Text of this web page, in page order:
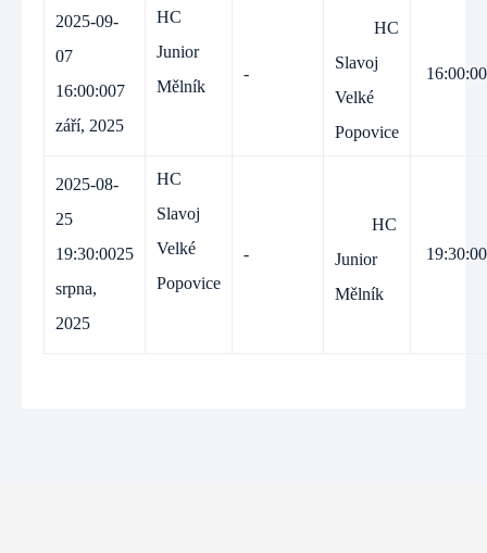
2025-09-
07
16:00:007
září, 2025
HC
Junior
Mělník
-
HC
Slavoj
Velké
Popovice
16:00:00
2025-08-
25
19:30:0025
srpna,
2025
HC
Slavoj
Velké
Popovice
-
HC
Junior
Mělník
19:30:00